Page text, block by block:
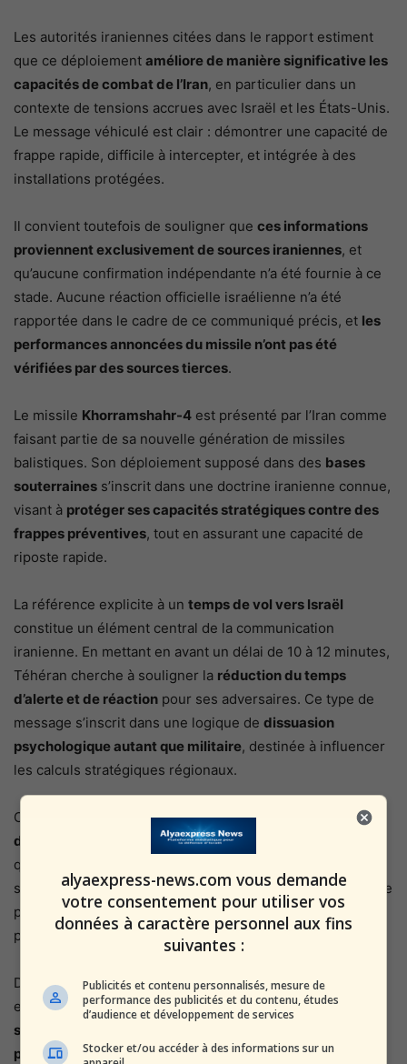
Les autorités iraniennes citées dans le rapport estiment
que ce déploiement améliore de manière significative les
capacités de combat de l’Iran, en particulier dans un
contexte de tensions accrues avec Israël et les États-Unis.
Le message véhiculé est clair : démontrer une capacité de
frappe rapide, difficile à intercepter, et intégrée à des
installations protégées.
Il convient toutefois de souligner que ces informations
proviennent exclusivement de sources iraniennes, et
qu’aucune confirmation indépendante n’a été fournie à ce
stade. Aucune réaction officielle israélienne n’a été
rapportée dans le cadre de ce communiqué précis, et les
performances annoncées du missile n’ont pas été
vérifiées par des sources tierces.
Le missile Khorramshahr-4 est présenté par l’Iran comme
faisant partie de sa nouvelle génération de missiles
balistiques. Son déploiement supposé dans des bases
souterraines s’inscrit dans une doctrine iranienne connue,
visant à protéger ses capacités stratégiques contre des
frappes préventives, tout en assurant une capacité de
riposte rapide.
La référence explicite à un temps de vol vers Israël
constitue un élément central de la communication
iranienne. En mettant en avant un délai de 10 à 12 minutes,
Téhéran cherche à souligner la réduction du temps
d’alerte et de réaction pour ses adversaires. Ce type de
message s’inscrit dans une logique de dissuasion
psychologique autant que militaire, destinée à influencer
les calculs stratégiques régionaux.
Ce rapport intervient dans un contexte de
multiplication
des déclarations iraniennes à caractère dissuasif
que les tensions autour du dossier nucléaire, des
sanctions internationales et des affrontements indirects se
poursuivent. La mise en avant de capacités balistiques fait
partie intégrante de cette stratégie de communication.
Du point de vue israélien, la menace balistique iranienne
est depuis longtemps considérée comme unenjeu
stratégique majeur
plusieurs couches de défense antimissile, précisément
alyaexpress-news.com vous demande
votre consentement pour utiliser vos
données à caractère personnel aux fins
suivantes :
Publicités et contenu personnalisés, mesure de
performance des publicités et du contenu, études
d’audience et développement de services
Stocker et/ou accéder à des informations sur un